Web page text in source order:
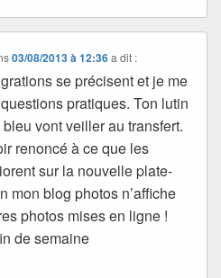
03/08/2013 à 12:36 a dit :
se précisent et je me
pratiques. Ton lutin
vont veiller au transfert.
renoncé à ce que les
sur la nouvelle plate-
mon blog photos n’affiche
photos mises en ligne !
de semaine